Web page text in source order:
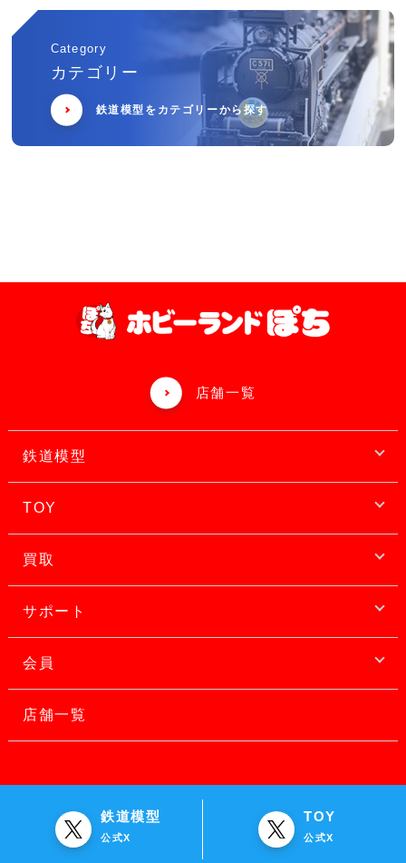
Category
カテゴリー
鉄道模型をカテゴリーから探す
店舗一覧
鉄道模型
TOY
買取
サポート
会員
店舗一覧
鉄道模型
公式X
TOY
公式X